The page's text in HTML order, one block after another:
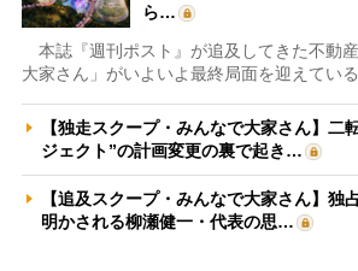
ら…
本誌『週刊ポスト』が追及してきた不動
大家さん」がいよいよ最終局面を迎えてい
【独走スクープ・みんなで大家さん】二
ジェクト”の計画変更の裏で起き…
【追及スクープ・みんなで大家さん】独
明かされる柳瀬健一・代表の思…